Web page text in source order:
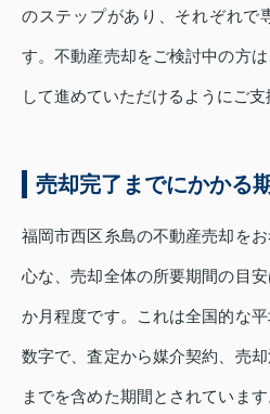
のステップがあり、それぞれで
す。不動産売却をご検討中の方
して進めていただけるようにご支
売却完了までにかかる
福岡市西区糸島の不動産売却を
心な、売却全体の所要期間の目
か月程度です。これは全国的な
数字で、査定から媒介契約、売
までを含めた期間とされていま